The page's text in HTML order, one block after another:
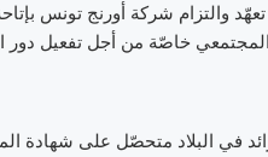
تعهّد والتزام شركة أورنج تونس
المجتمعي خاصّة من أجل تفعيل دور
في البلاد متحصّل على شهادة